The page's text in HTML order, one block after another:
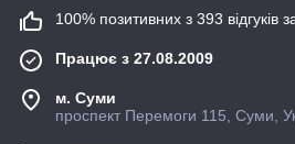
100% позитивних з 393 відгуків
Працює з 27.08.2009
м. Суми
проспект Перемоги 115, Суми,